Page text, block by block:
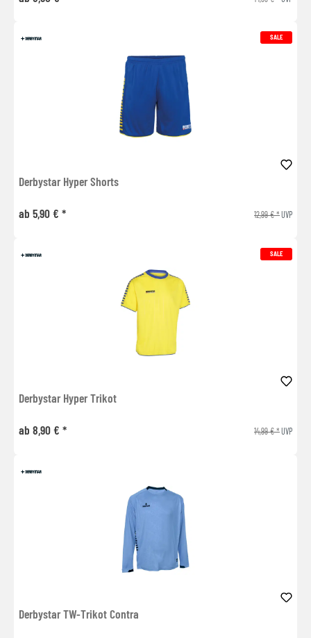
SALE
Derbystar Hyper Shorts
ab 5,90 € * 12,99 € *UVP
SALE
Derbystar Hyper Trikot
ab 8,90 € * 14,99 € *UVP
Derbystar TW-Trikot Contra